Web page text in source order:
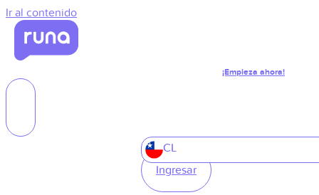
Ir al contenido
¡Empieza ahora!
CL
Ingresar